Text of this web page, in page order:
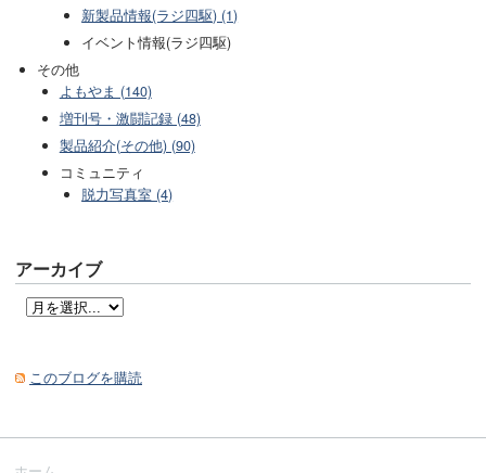
新製品情報(ラジ四駆) (1)
イベント情報(ラジ四駆)
その他
よもやま (140)
増刊号・激闘記録 (48)
製品紹介(その他) (90)
コミュニティ
脱力写真室 (4)
アーカイブ
このブログを購読